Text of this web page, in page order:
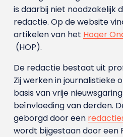
is daarbij niet noodzakelijk
redactie. Op de website
artikelen van het Hoger
(HOP).
De redactie bestaat uit
Zij werken in journalistieke
basis van vrije
beïnvloeding van derden.
geborgd door een
wordt bijgestaan door een